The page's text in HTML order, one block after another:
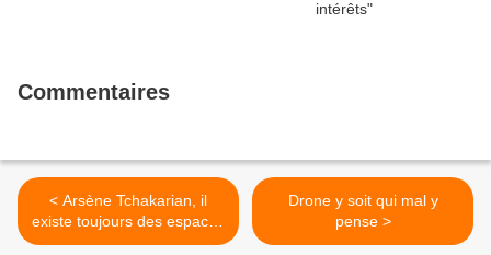
Commentaires
< Arsène Tchakarian, il
existe toujours des espaces
de service public
Drone y soit qui mal y
pense >